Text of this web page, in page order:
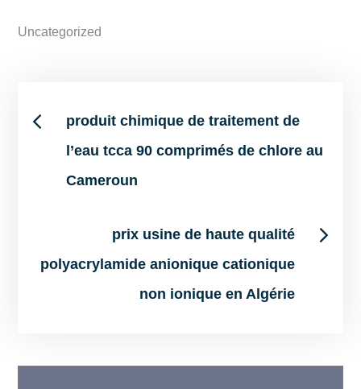
Uncategorized
Post
navigation
produit chimique de traitement de
l’eau tcca 90 comprimés de chlore au
Cameroun
prix usine de haute qualité
polyacrylamide anionique cationique
non ionique en Algérie